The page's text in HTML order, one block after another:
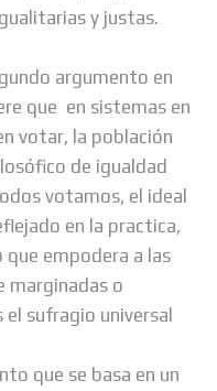
y justas.
argumento en
que en sistemas en
votar, la población
de igualdad
votamos, el ideal
en la practica,
empodera a las
marginadas o
el sufragio universal
que se basa en un